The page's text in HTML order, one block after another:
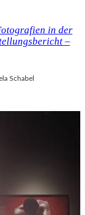
in der
–
Schabel